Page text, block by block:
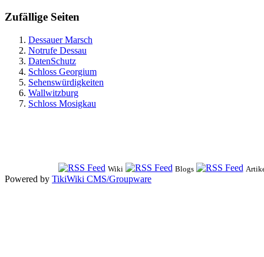
Zufällige Seiten
Dessauer Marsch
Notrufe Dessau
DatenSchutz
Schloss Georgium
Sehenswürdigkeiten
Wallwitzburg
Schloss Mosigkau
Wiki Blogs
Powered by TikiWiki CMS/Groupware